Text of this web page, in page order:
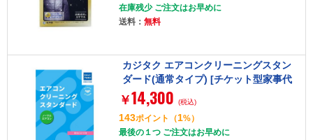
在庫残少 ご注文はお早めに
送料： 無料
カジタク エアコンクリーニングスタン
ダード(通常タイプ) [チケット型家事代
行サービス]
￥14,300 (税込)
143ポイント （1%）
最後の１つ ご注文はお早めに